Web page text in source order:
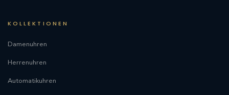
KOLLEKTIONEN
Damenuhren
Herrenuhren
Automatikuhren